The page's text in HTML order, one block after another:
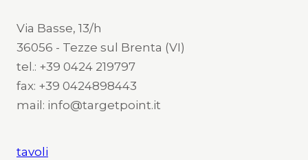
Via Basse, 13/h
36056 - Tezze sul Brenta (VI)
tel.: +39 0424 219797
fax: +39 0424898443
mail: info@targetpoint.it
tavoli